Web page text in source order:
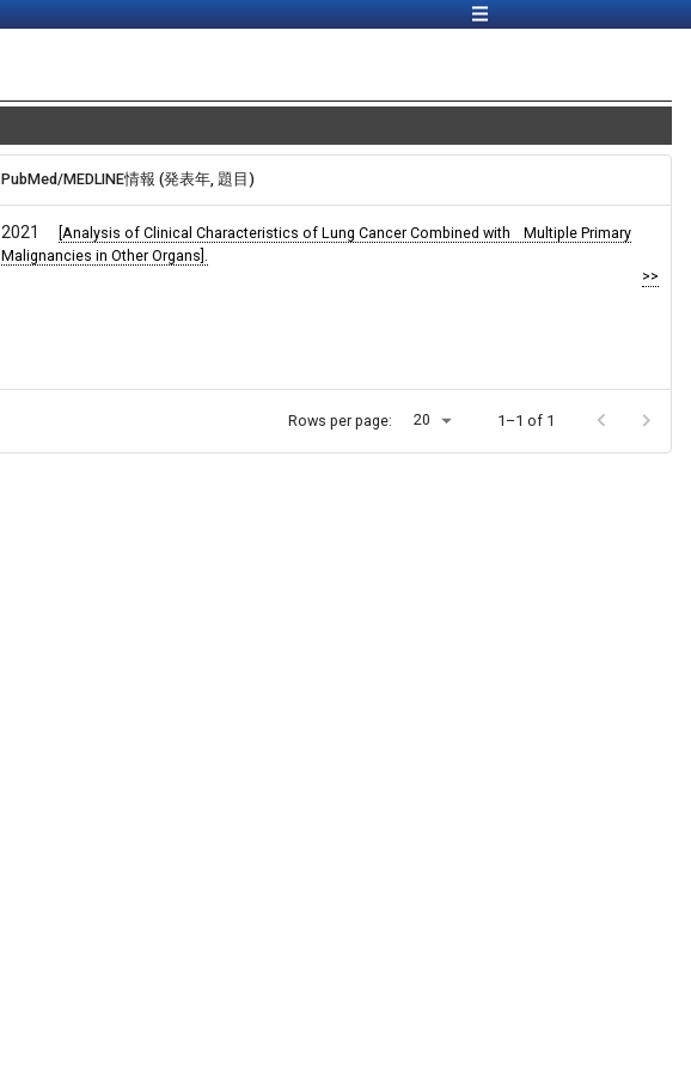
PubMed/MEDLINE情報 (発表年, 題目)
2021
[Analysis of Clinical Characteristics of Lung Cancer Combined with Multiple Primary
Malignancies in Other Organs].
>>
Rows per page: 20 1–1 of 1